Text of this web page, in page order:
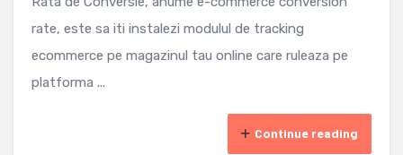
rate, este sa iti instalezi modulul de tracking
ecommerce pe magazinul tau online care ruleaza pe
platforma ...
Continue reading